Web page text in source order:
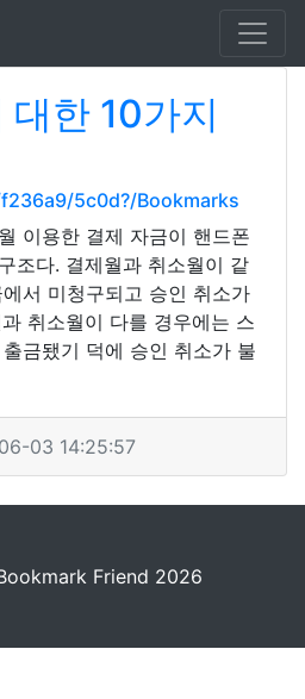
한 10가지
5c0d?/Bookmarks
이용한 결제 자금이 핸드폰
조다. 결제월과 취소월이 같
서 미청구되고 승인 취소가
취소월이 다를 경우에는 스
금됐기 덕에 승인 취소가 불
03 14:25:57
Friend 2026